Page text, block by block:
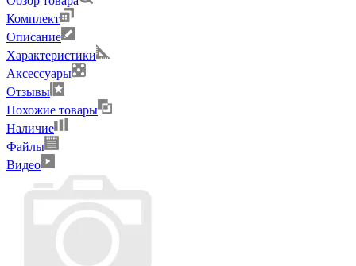
Комплект
Описание
Характеристики
Аксессуары
Отзывы
Похожие товары
Наличие
Файлы
Видео